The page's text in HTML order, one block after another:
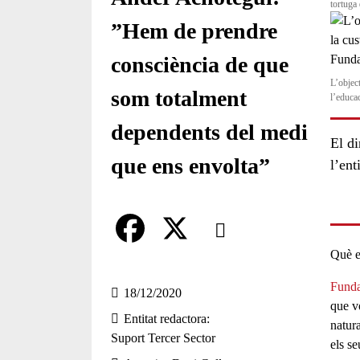
”Hem de prendre
consciència de que
som totalment
dependents del medi
que ens envolta”
Comparteix
a
c
Compartir en altres xarxes
18/12/2020
Entitat redactora
Suport Tercer Sector
tortuga
El
Què
que
els